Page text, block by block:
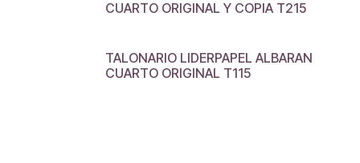
CUARTO ORIGINAL Y COPIA T215
TALONARIO LIDERPAPEL ALBARAN
CUARTO ORIGINAL T115